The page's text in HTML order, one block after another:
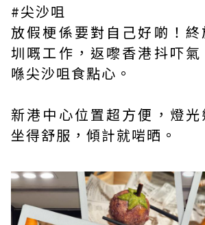
#尖沙咀
放假梗係要對自己好啲！
圳嘅工作，返嚟香港抖吓
喺尖沙咀食點心。
新港中心位置超方便，燈
坐得舒服，傾計就啱晒。